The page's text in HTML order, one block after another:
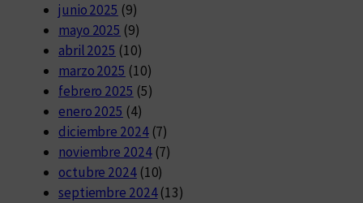
junio 2025 (9)
mayo 2025 (9)
abril 2025 (10)
marzo 2025 (10)
febrero 2025 (5)
enero 2025 (4)
diciembre 2024(7)
noviembre 2024(7)
octubre 2024(10)
septiembre 2024(13)